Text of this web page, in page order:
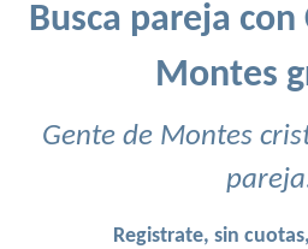
Busca pareja
Montes
Gente de Montes
Registrate, sin